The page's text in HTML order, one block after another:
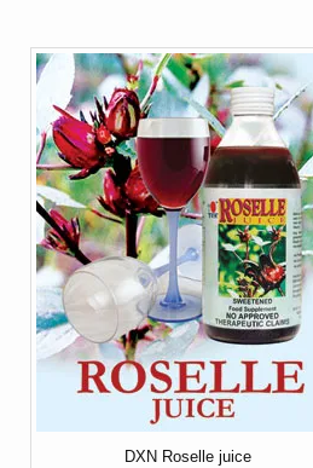
DXN Roselle juice